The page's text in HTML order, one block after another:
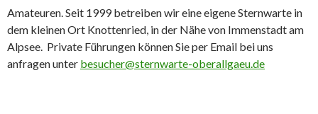
Amateuren. Seit 1999 betreiben wir eine eigene Sternwarte in
dem kleinen Ort Knottenried, in der Nähe von Immenstadt am
Alpsee. Private Führungen können Sie per Email bei uns
anfragen unter besucher@sternwarte-oberallgaeu.de